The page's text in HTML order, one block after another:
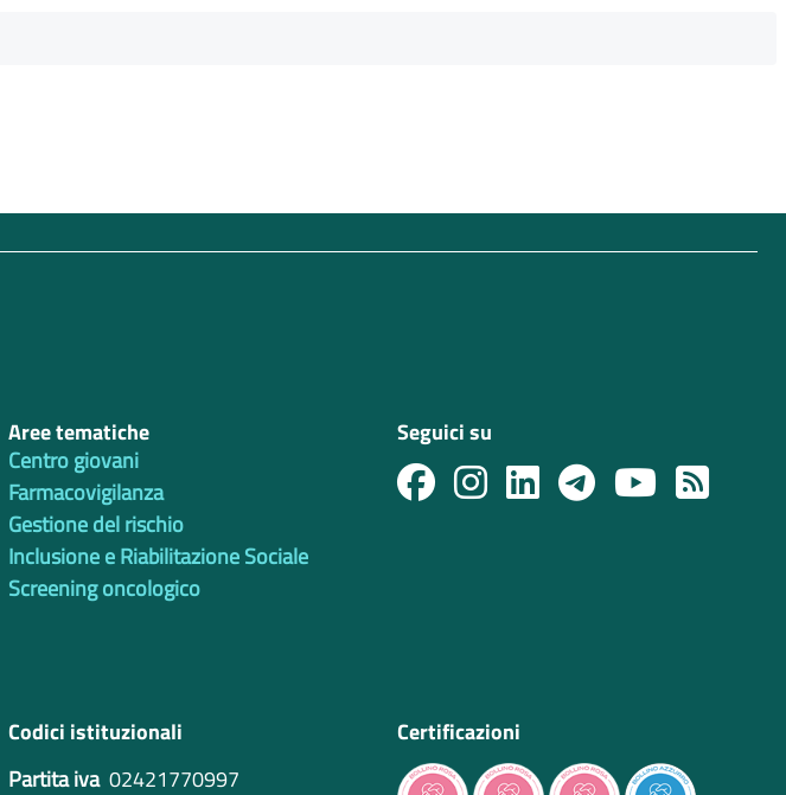
Aree tematiche
Centro giovani
Farmacovigilanza
Gestione del rischio
Inclusione e Riabilitazione Sociale
Screening oncologico
Seguici su
Codici istituzionali
Partita iva 02421770997
Certificazioni